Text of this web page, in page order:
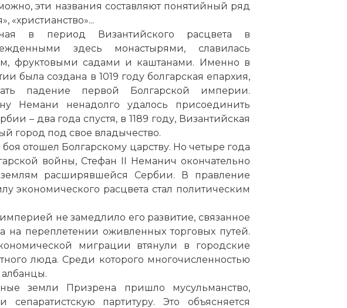
эти названия составляют понятийный ряд
«христианство»...
в период Византийского расцвета в
здесь монастырями, славилась
фруктовыми садами и каштанами. Именно в
была создана в 1019 году болгарская епархия,
падение первой Болгарской империи.
Немани ненадолго удалось присоединить
– два года спустя, в 1189 году, Византийская
город под свое владычество.
боя отошел Болгарскому царству. Но четыре года
войны, Стефан II Неманич окончательно
расширявшейся Сербии. В правление
экономического расцвета стал политическим
империей не замедлило его развитие, связанное
на переплетении оживленных торговых путей.
миграции втянули в городские
люда. Среди которого многочисленностью
земли Призрена пришло мусульманство,
сепаратистскую партитуру. Это объясняется